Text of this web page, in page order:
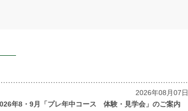
2026年08月07日
年8・9月「プレ年中コース 体験・見学会」のご案内